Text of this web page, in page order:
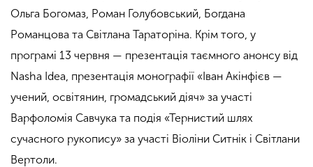
Ольга Богомаз, Роман Голубовський, Богдана
Романцова та Світлана Тараторіна. Крім того, у
програмі 13 червня — презентація таємного анонсу від
Nasha Idea, презентація монографії «Іван Акінфієв —
учений, освітянин, громадський діяч» за участі
Варфоломія Савчука та подія «Тернистий шлях
сучасного рукопису» за участі Віоліни Ситнік і Світлани
Вертоли.